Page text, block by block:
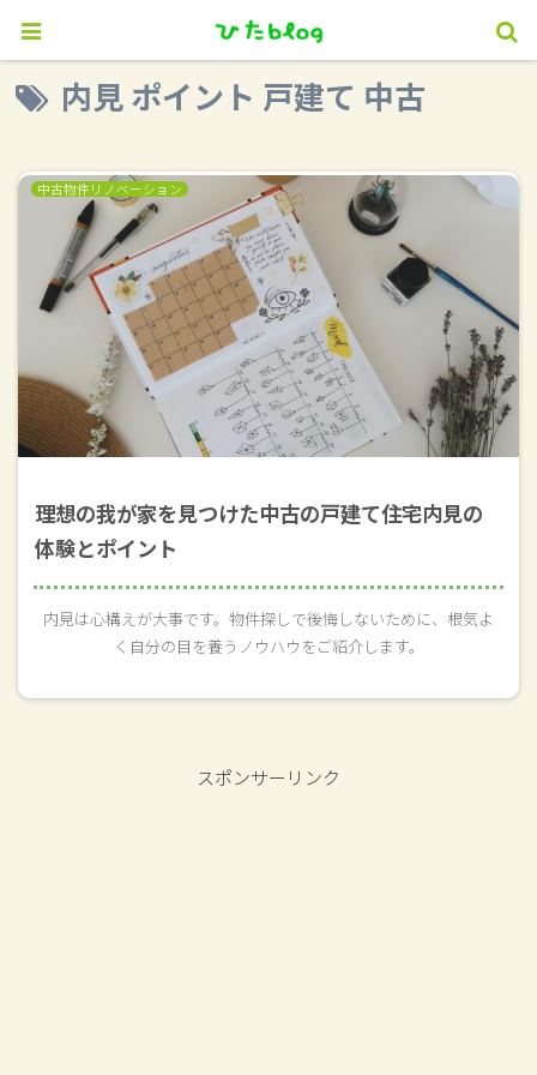
内見 ポイント 戸建て 中古
中古物件リノベーション
理想の我が家を見つけた中古の戸建て住宅内見の
体験とポイント
内見は心構えが大事です。物件探しで後悔しないために、根気よ
く自分の目を養うノウハウをご紹介します。
スポンサーリンク